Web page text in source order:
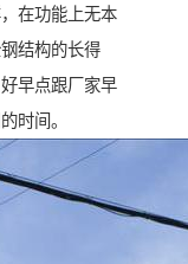
在功能上无本
结构的长得
早点跟厂家早
时间。